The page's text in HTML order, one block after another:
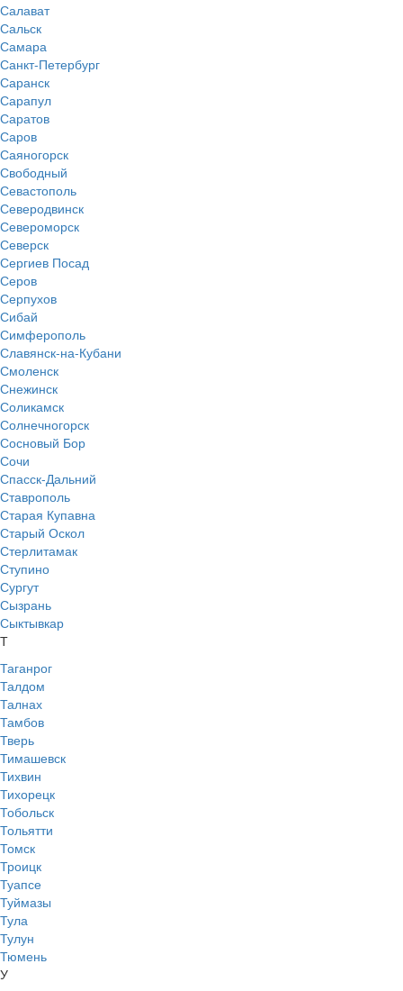
Салават
Сальск
Самара
Санкт-Петербург
Саранск
Сарапул
Саратов
Саров
Саяногорск
Свободный
Севастополь
Северодвинск
Североморск
Северск
Сергиев Посад
Серов
Серпухов
Сибай
Симферополь
Славянск-на-Кубани
Смоленск
Снежинск
Соликамск
Солнечногорск
Сосновый Бор
Сочи
Спасск-Дальний
Ставрополь
Старая Купавна
Старый Оскол
Стерлитамак
Ступино
Сургут
Сызрань
Сыктывкар
Т
Таганрог
Талдом
Талнах
Тамбов
Тверь
Тимашевск
Тихвин
Тихорецк
Тобольск
Тольятти
Томск
Троицк
Туапсе
Туймазы
Тула
Тулун
Тюмень
У